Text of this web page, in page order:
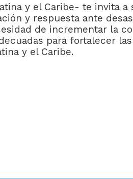
y el Caribe- te invita
y respuesta ante
de incrementar la
para fortalecer
y el Caribe.